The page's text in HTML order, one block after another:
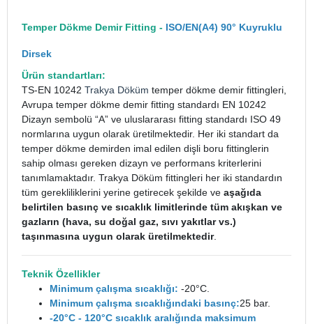
Temper Dökme Demir Fitting - ISO/EN(A4) 90° Kuyruklu
Dirsek
Ürün standartları:
TS-EN 10242 Trakya Döküm temper dökme demir fittingleri,
Avrupa temper dökme demir fitting standardı EN 10242
Dizayn sembolü “A” ve uluslararası fitting standardı ISO 49
normlarına uygun olarak üretilmektedir. Her iki standart da
temper dökme demirden imal edilen dişli boru fittinglerin
sahip olması gereken dizayn ve performans kriterlerini
tanımlamaktadır. Trakya Döküm fittingleri her iki standardın
tüm gerekliliklerini yerine getirecek şekilde ve aşağıda
belirtilen basınç ve sıcaklık limitlerinde tüm akışkan ve
gazların (hava, su doğal gaz, sıvı yakıtlar vs.)
taşınmasına uygun olarak üretilmektedir.
Teknik Özellikler
Minimum çalışma sıcaklığı: -20°C.
Minimum çalışma sıcaklığındaki basınç:25 bar.
-20°C - 120°C sıcaklık aralığında maksimum